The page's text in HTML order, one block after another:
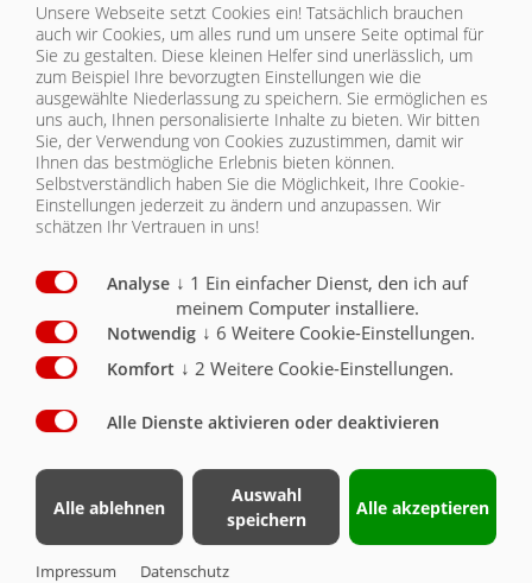
Unser Leitmotiv "Wir sind Fliegl" soll einen Schwerpunkt setzen, der in
der heutigen Zeit wichtiger ist denn je: Der Landwirt. Die Personen, die
hinter der landwirtschaftlichen Arbeit stehen und täglich dafür sorgen,
dass wir alle mit Nahrung versorgt werden. Menschen, die mit
Begeisterung unsere Maschinen fahren und denen wir mit unseren
Fahrzeugen die tägliche Arbeit erleichtern können. Menschen, deren
Herz genauso für die Landwirtschaft schlägt wie unseres. Menschen,
denen Familie, Freundschaft, Tradition aber auch der Blick in die
Zukunft am Herzen liegen. Menschen, die genauso am Puls der Zeit
leben, wie wir. All Dieses möchten wir in unserem Leitmotiv „Wir sind
FAMILIE, FREUNDSCHAFT,
TRADITION
BEDEUTUNG
Jugend
BEDEUTUNG
Liebe
Unsere Webseite setzt Cookies ein! Tatsächlich brauchen
auch wir Cookies, um alles rund um unsere Seite optimal für
Sie zu gestalten. Diese kleinen Helfer sind unerlässlich, um
zum Beispiel Ihre bevorzugten Einstellungen wie die
ausgewählte Niederlassung zu speichern. Sie ermöglichen es
uns auch, Ihnen personalisierte Inhalte zu bieten. Wir bitten
Sie, der Verwendung von Cookies zuzustimmen, damit wir
Ihnen das bestmögliche Erlebnis bieten können.
Selbstverständlich haben Sie die Möglichkeit, Ihre Cookie-
Einstellungen jederzeit zu ändern und anzupassen. Wir
schätzen Ihr Vertrauen in uns!
Analyse ↓ 1 Ein einfacher Dienst, den ich auf
meinem Computer installiere.
Notwendig ↓ 6 Weitere Cookie-Einstellungen.
Komfort ↓ 2 Weitere Cookie-Einstellungen.
Alle Dienste aktivieren oder deaktivieren
Alle ablehnen
Auswahl
speichern
Alle akzeptieren
Impressum Datenschutz